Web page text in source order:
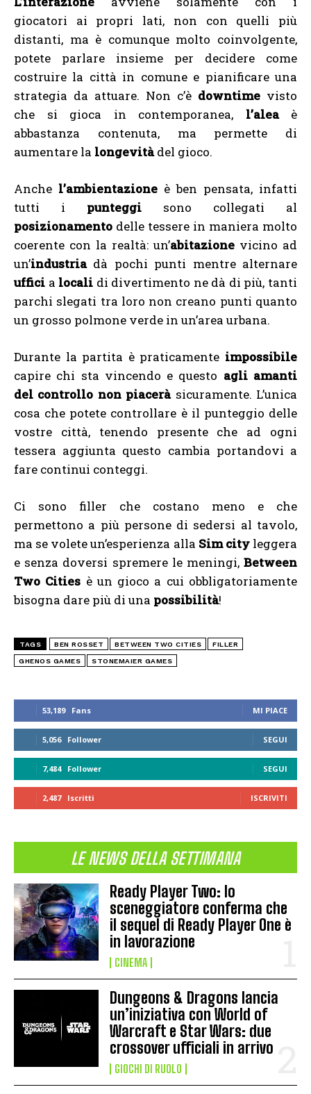
53,189 Fans MI PIACE
5,056 Follower SEGUI
7,484 Follower SEGUI
2,487 Iscritti ISCRIVITI
LE NEWS DELLA SETTIMANA
Ready Player Two: lo
sceneggiatore conferma che
il sequel di Ready Player One è
in lavorazione
CINEMA
Dungeons & Dragons lancia
un’iniziativa con World of
Warcraft e Star Wars: due
crossover ufficiali in arrivo
GIOCHI DI RUOLO
giocatori ai propri lati, non con quelli più
distanti, ma è comunque molto coinvolgente,
potete parlare insieme per decidere come
costruire la città in comune e pianificare una
strategia da attuare. Non c’è downtime visto
che si gioca in contemporanea, l’aleaè
abbastanza contenuta, ma permette di
aumentare la longevitàdel gioco.
Anche l’ambientazione è ben pensata, infatti
tutti i punteggi sono collegati al
posizionamento delle tessere in maniera molto
coerente con la realtà: un’abitazione vicino ad
un’industriadà pochi punti mentre alternare
uffici a locali di divertimento ne dà di più, tanti
parchi slegati tra loro non creano punti quanto
un grosso polmone verde in un’area urbana.
Durante la partita è praticamente impossibile
capire chi sta vincendo e questo agli amanti
del controllo non piaceràsicuramente. L’unica
cosa che potete controllare è il punteggio delle
vostre città, tenendo presente che ad ogni
tessera aggiunta questo cambia portandovi a
fare continui conteggi.
Ci sono filler che costano meno e che
permettono a più persone di sedersi al tavolo,
ma se volete un’esperienza alla Sim cityleggera
e senza doversi spremere le meningi, Between
Two Cities è un gioco a cui obbligatoriamente
bisogna dare più di una possibilità!
TAGS BEN ROSSET BETWEEN TWO CITIES FILLER
GHENOS GAMES STONEMAIER GAMES